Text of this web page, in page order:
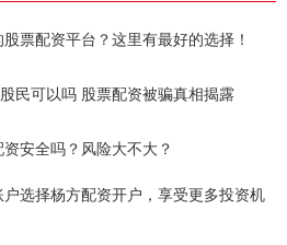
票配资平台？这里有最好的选择！
民可以吗 股票配资被骗真相揭露
安全吗？风险大不大？
选择杨方配资开户，享受更多投资机